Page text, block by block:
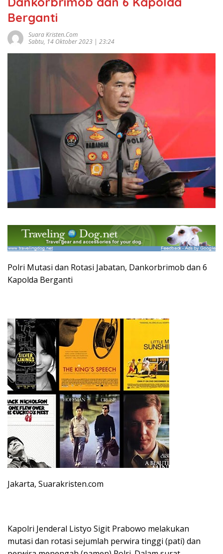
Berganti
Suara Kristen.com
Sabtu, 14 Oktober 2023 | 23:24
Polri Mutasi dan Rotasi Jabatan, Dankorbrimob dan 6
Kapolda Berganti
Jakarta, Suarakristen.com
Kapolri Jenderal Listyo Sigit Prabowo melakukan
mutasi dan rotasi sejumlah perwira tinggi (pati) dan